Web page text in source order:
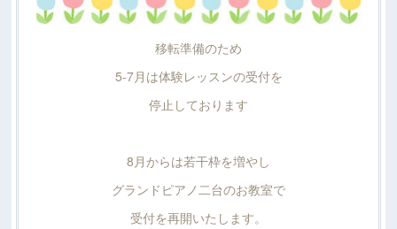
移転準備のため
5-7月は体験レッスンの受付を
停止しております
8月からは若干枠を増やし
グランドピアノ二台のお教室で
受付を再開いたします。